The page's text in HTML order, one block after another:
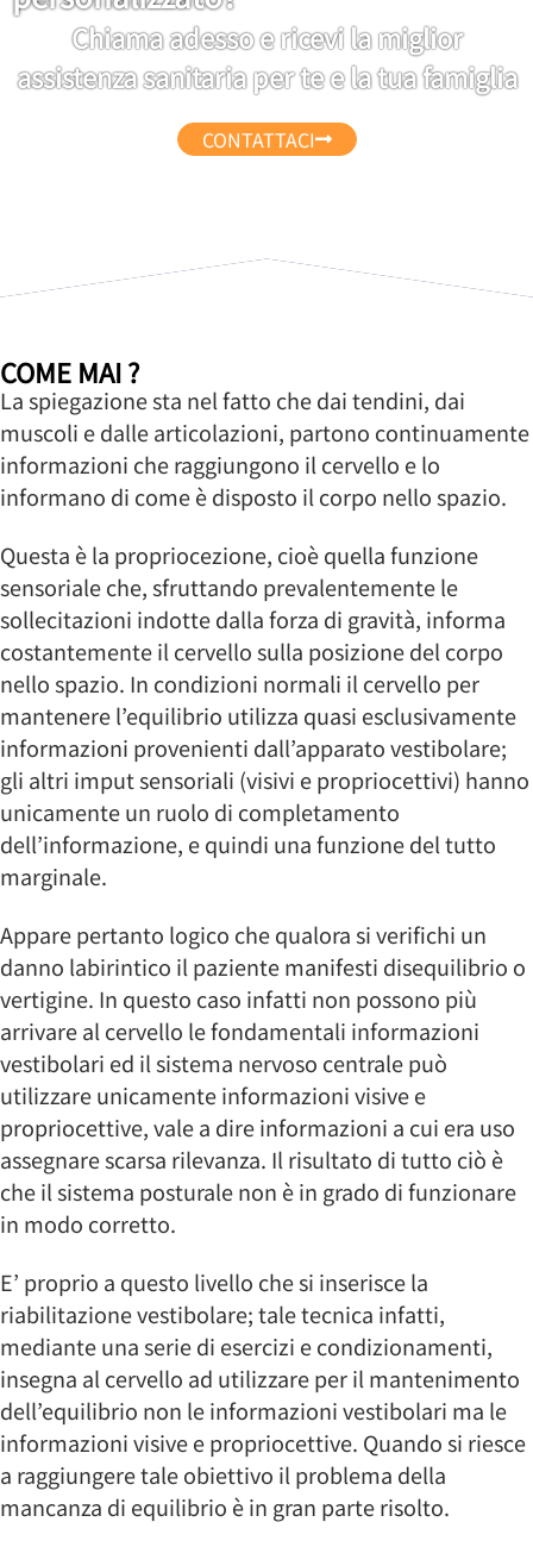
Chiama adesso e ricevi la miglior
assistenza sanitaria per te e la tua famiglia
CONTATTACI
COME MAI ?
La spiegazione sta nel fatto che dai tendini, dai
muscoli e dalle articolazioni, partono continuamente
informazioni che raggiungono il cervello e lo
informano di come è disposto il corpo nello spazio.
Questa è la propriocezione, cioè quella funzione
sensoriale che, sfruttando prevalentemente le
sollecitazioni indotte dalla forza di gravità, informa
costantemente il cervello sulla posizione del corpo
nello spazio. In condizioni normali il cervello per
mantenere l’equilibrio utilizza quasi esclusivamente
informazioni provenienti dall’apparato vestibolare;
gli altri imput sensoriali (visivi e propriocettivi) hanno
unicamente un ruolo di completamento
dell’informazione, e quindi una funzione del tutto
marginale.
Appare pertanto logico che qualora si verifichi un
danno labirintico il paziente manifesti disequilibrio o
vertigine. In questo caso infatti non possono più
arrivare al cervello le fondamentali informazioni
vestibolari ed il sistema nervoso centrale può
utilizzare unicamente informazioni visive e
propriocettive, vale a dire informazioni a cui era uso
assegnare scarsa rilevanza. Il risultato di tutto ciò è
che il sistema posturale non è in grado di funzionare
in modo corretto.
E’ proprio a questo livello che si inserisce la
riabilitazione vestibolare; tale tecnica infatti,
mediante una serie di esercizi e condizionamenti,
insegna al cervello ad utilizzare per il mantenimento
dell’equilibrio non le informazioni vestibolari ma le
informazioni visive e propriocettive. Quando si riesce
a raggiungere tale obiettivo il problema della
mancanza di equilibrio è in gran parte risolto.